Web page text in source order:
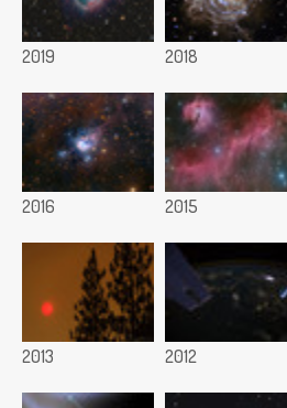
2019 2018
2016 2015
2013 2012